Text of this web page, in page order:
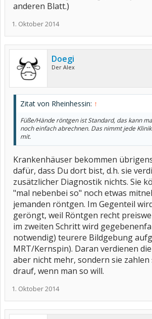
anderen Blatt.)
1. Oktober 2014
Doegi
Der Alex
Zitat von Rheinhessin: ↑
Füße/Hände röntgen ist Standard, das kann
noch einfach abrechnen. Das nimmt jede
mit.
Krankenhäuser bekommen
dafür, dass Du dort bist, d.h. sie
zusätzlicher Diagnostik nichts. Sie
"mal nebenbei so" noch etwas
jemanden röntgen. Im Gegenteil
geröngt, weil Röntgen recht
im zweiten Schritt wird
notwendig) teurere Bildgebung
MRT/Kernspin). Daran verdienen
aber nicht mehr, sondern sie
drauf, wenn man so will.
1. Oktober 2014